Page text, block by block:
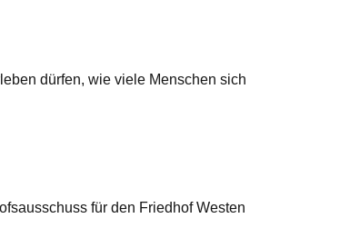
dürfen, wie viele Menschen sich
für den Friedhof Westen